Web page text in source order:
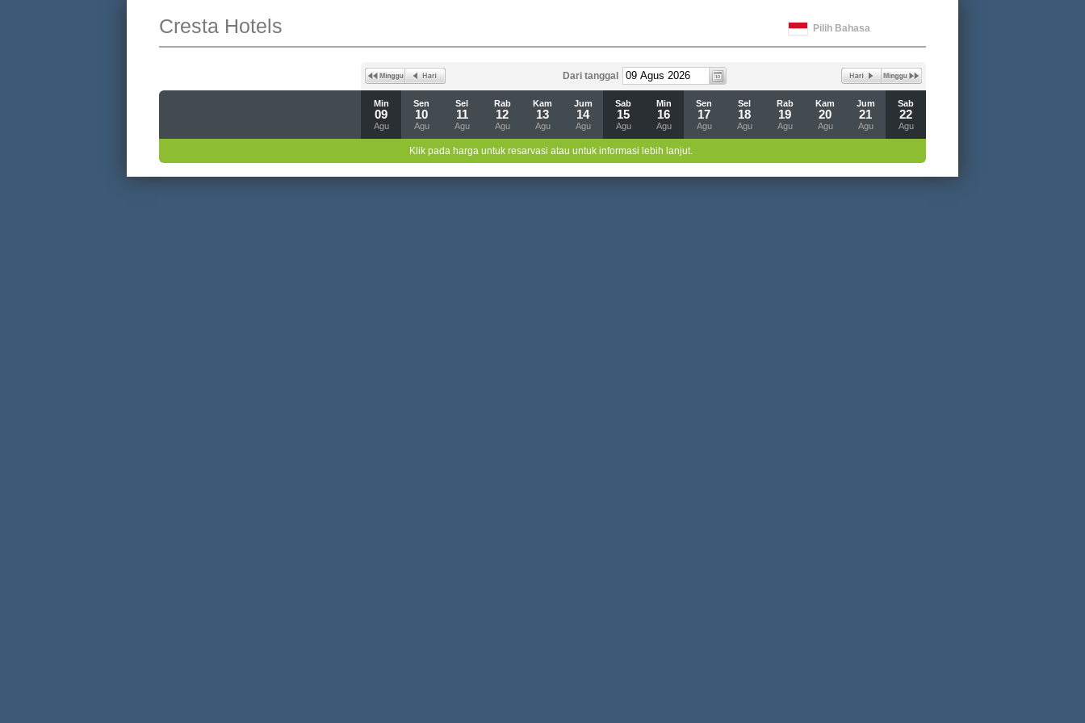
Pilih Bahasa
Cresta Hotels
Dari tanggal
Min
09
Agu
Sen
10
Agu
Sel
11
Agu
Rab
12
Agu
Kam
13
Agu
Jum
14
Agu
Sab
15
Agu
Min
16
Agu
Sen
17
Agu
Sel
18
Agu
Rab
19
Agu
Kam
20
Agu
Jum
21
Agu
Sab
22
Agu
Klik pada harga untuk resarvasi atau untuk informasi lebih lanjut.